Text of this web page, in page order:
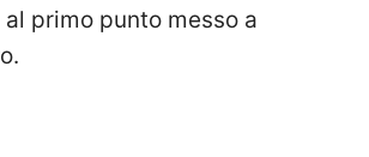
primo punto messo a